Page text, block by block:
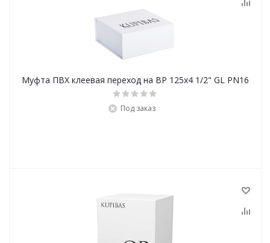
Муфта ПВХ клеевая переход на ВР 125x4 1/2" GL PN16
Под заказ